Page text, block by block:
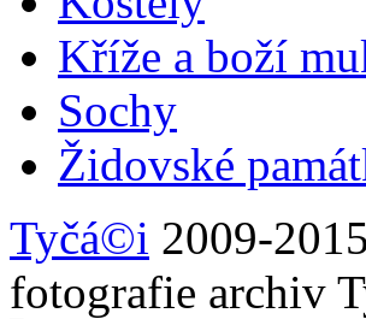
Kříže a boží
Sochy
Židovské
Tyčá©i 2009-
fotografie archiv